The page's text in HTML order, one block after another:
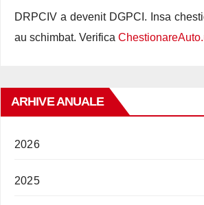
DRPCIV a devenit DGPCI. Insa
au schimbat. Verifica
ARHIVE ANUALE
2026
2025